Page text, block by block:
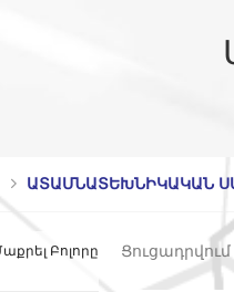
ԱՏԱՄՆԱՏԵԽՆԻԿԱԿԱՆ
Ցուցադրվում
Բոլորը